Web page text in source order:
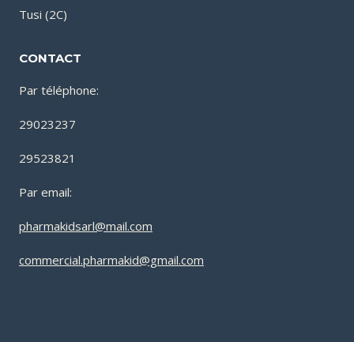
Tusi (2C)
CONTACT
Par téléphone:
29023237
29523821
Par email:
pharmakidsarl@mail.com
commercial.pharmakid@gmail.com